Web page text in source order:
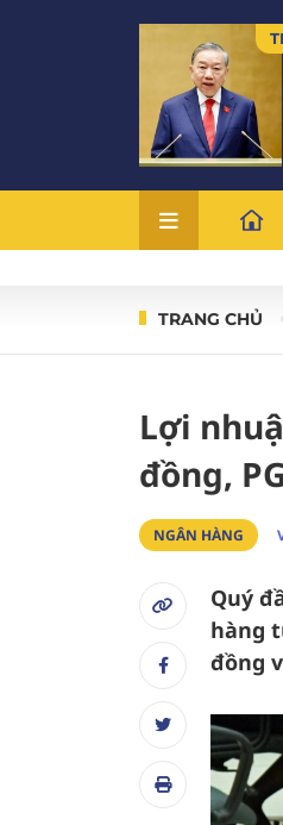
TRANG CHỦ
Lợi
đồng,
NGÂN HÀNG
Quý
hàng
đồng